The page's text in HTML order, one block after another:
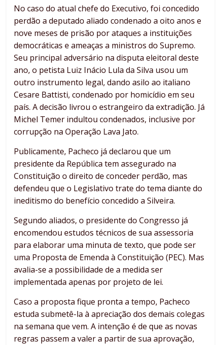
No caso do atual chefe do Executivo, foi concedido
perdão a deputado aliado condenado a oito anos e
nove meses de prisão por ataques a instituições
democráticas e ameaças a ministros do Supremo.
Seu principal adversário na disputa eleitoral deste
ano, o petista Luiz Inácio Lula da Silva usou um
outro instrumento legal, dando asilo ao italiano
Cesare Battisti, condenado por homicídio em seu
país. A decisão livrou o estrangeiro da extradição. Já
Michel Temer indultou condenados, inclusive por
corrupção na Operação Lava Jato.
Publicamente, Pacheco já declarou que um
presidente da República tem assegurado na
Constituição o direito de conceder perdão, mas
defendeu que o Legislativo trate do tema diante do
ineditismo do benefício concedido a Silveira.
Segundo aliados, o presidente do Congresso já
encomendou estudos técnicos de sua assessoria
para elaborar uma minuta de texto, que pode ser
uma Proposta de Emenda à Constituição (PEC). Mas
avalia-se a possibilidade de a medida ser
implementada apenas por projeto de lei.
Caso a proposta fique pronta a tempo, Pacheco
estuda submetê-la à apreciação dos demais colegas
na semana que vem. A intenção é de que as novas
regras passem a valer a partir de sua aprovação,